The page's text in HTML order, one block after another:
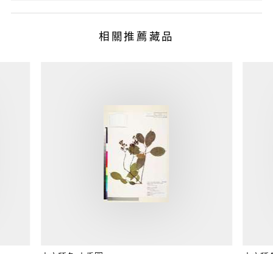
相關推薦藏品